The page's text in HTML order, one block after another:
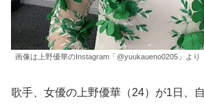
画像は上野優華のInstagram「@yuukaueno0205」より
歌手、女優の上野優華（24）が1日、